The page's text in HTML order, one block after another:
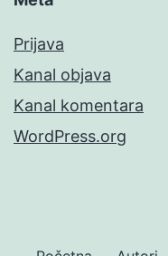
Prijava
Kanal objava
Kanal komentara
WordPress.org